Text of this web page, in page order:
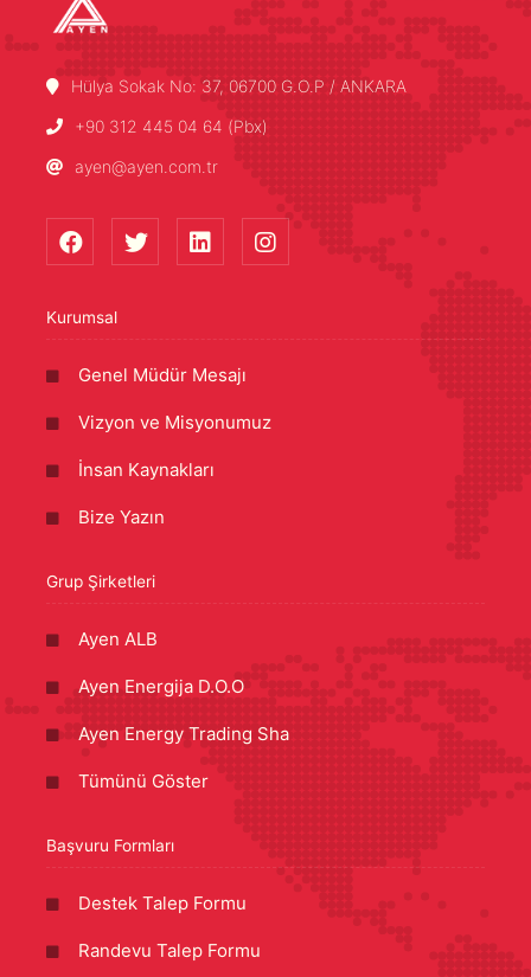
Hülya Sokak No: 37, 06700 G.O.P / ANKARA
+90 312 445 04 64 (Pbx)
ayen@ayen.com.tr
Kurumsal
Genel Müdür Mesajı
Vizyon ve Misyonumuz
İnsan Kaynakları
Bize Yazın
Grup Şirketleri
Ayen ALB
Ayen Energija D.O.O
Ayen Energy Trading Sha
Tümünü Göster
Başvuru Formları
Destek Talep Formu
Randevu Talep Formu